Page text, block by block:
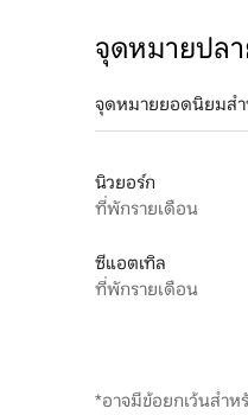
จุดหมายปลา
จุดหมายยอดนิยมสำ
นิวยอร์ก
ที่พักรายเดือน
ซีแอตเทิล
ที่พักรายเดือน
*อาจมีข้อยกเว้นสำ